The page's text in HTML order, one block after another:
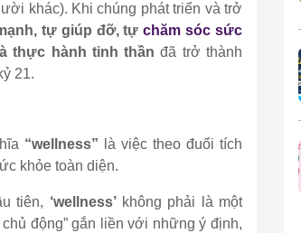
khác). Khi chúng phát triển và trở
tự giúp đỡ, tựchăm sóc sức
thực hành tinh thần đã trở thành
21.
“wellness” là việc theo đuổi tích
khỏe toàn diện.
tiên, ‘wellness’không phải là một
động” gắn liền với những ý định,